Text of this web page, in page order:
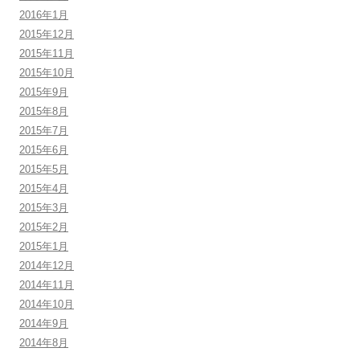
2016年1月
2015年12月
2015年11月
2015年10月
2015年9月
2015年8月
2015年7月
2015年6月
2015年5月
2015年4月
2015年3月
2015年2月
2015年1月
2014年12月
2014年11月
2014年10月
2014年9月
2014年8月